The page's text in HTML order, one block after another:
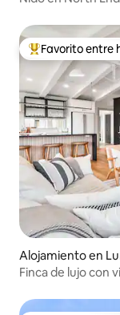
Favorito entre
Favorito entre
Alojamiento en
Finca de lujo con